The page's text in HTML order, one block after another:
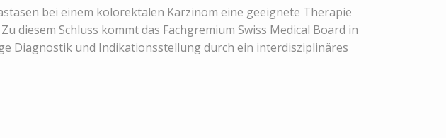
bei einem kolorektalen Karzinom eine geeignete Therapie
diesem Schluss kommt das Fachgremium Swiss Medical Board in
Diagnostik und Indikationsstellung durch ein interdisziplinäres